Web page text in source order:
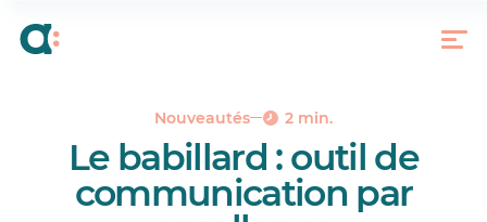
Nouveautés 2 min.
Le babillard : outil de
communication par
Comment Agendrix relève le défi?